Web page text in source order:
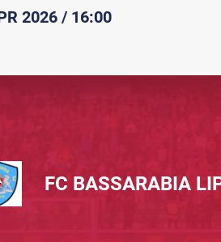
2026 / 16:00
FC BASSARABIA